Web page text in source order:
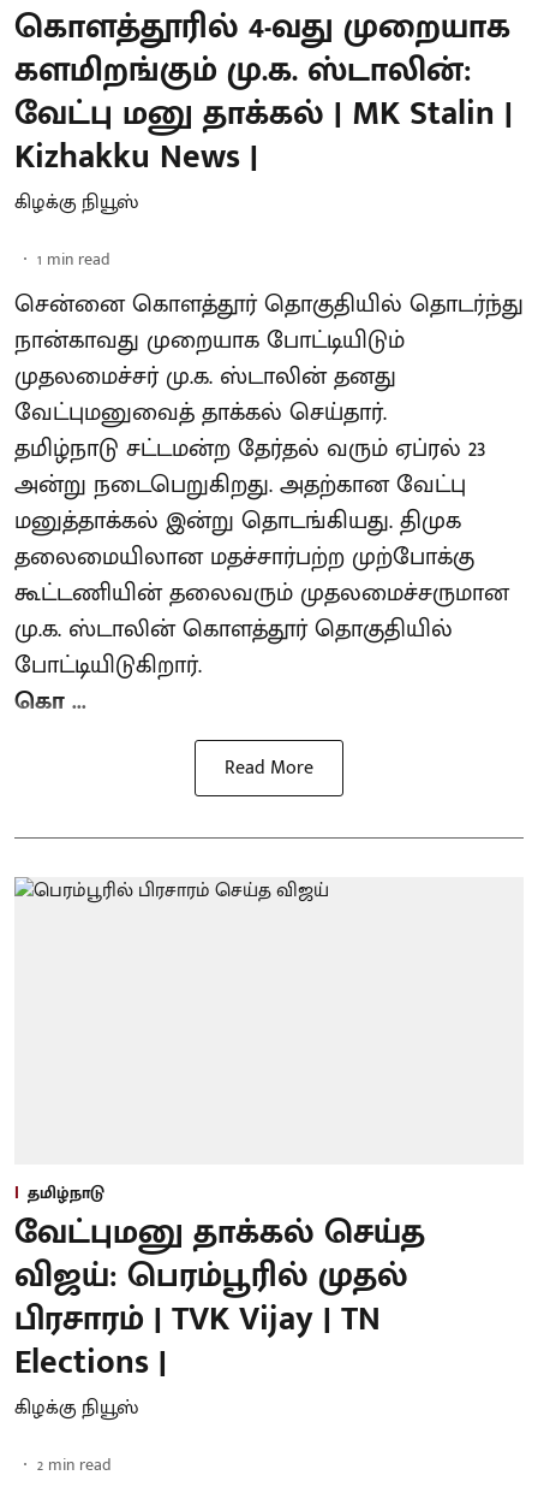
கொளத்தூரில் 4-வது முறையாக
களமிறங்கும் மு.க. ஸ்டாலின்:
வேட்பு மனு தாக்கல் | MK Stalin |
Kizhakku News |
கிழக்கு நியூஸ்
1 min read
சென்னை கொளத்தூர் தொகுதியில் தொடர்ந்து
நான்காவது முறையாக போட்டியிடும்
முதலமைச்சர் மு.க. ஸ்டாலின் தனது
வேட்புமனுவைத் தாக்கல் செய்தார்.
தமிழ்நாடு சட்டமன்ற தேர்தல் வரும் ஏப்ரல் 23
அன்று நடைபெறுகிறது. அதற்கான வேட்பு
மனுத்தாக்கல் இன்று தொடங்கியது. திமுக
தலைமையிலான மதச்சார்பற்ற முற்போக்கு
கூட்டணியின் தலைவரும் முதலமைச்சருமான
மு.க. ஸ்டாலின் கொளத்தூர் தொகுதியில்
போட்டியிடுகிறார்.
கொ ...
Read More
தமிழ்நாடு
வேட்புமனு தாக்கல் செய்த
விஜய்: பெரம்பூரில் முதல்
பிரசாரம் | TVK Vijay | TN
Elections |
கிழக்கு நியூஸ்
2 min read